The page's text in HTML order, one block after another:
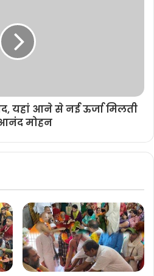
यहां आने से नई ऊर्जा मिलती
मोहन